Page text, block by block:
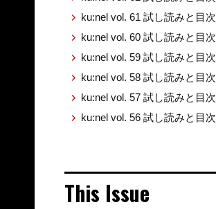
ku:nel vol. 61 試し読みと目次
ku:nel vol. 60 試し読みと目次
ku:nel vol. 59 試し読みと目次
ku:nel vol. 58 試し読みと目次
ku:nel vol. 57 試し読みと目次
ku:nel vol. 56 試し読みと目次
This Issue